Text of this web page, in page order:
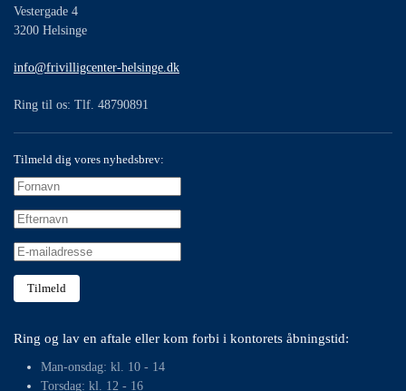
Vestergade 4
3200 Helsinge
info@frivilligcenter-helsinge.dk
Ring til os: Tlf. 48790891
Tilmeld dig vores nyhedsbrev:
Tilmeld
Ring og lav en aftale eller kom forbi i kontorets åbningstid:
Man-onsdag: kl. 10 - 14
Torsdag: kl. 12 - 16